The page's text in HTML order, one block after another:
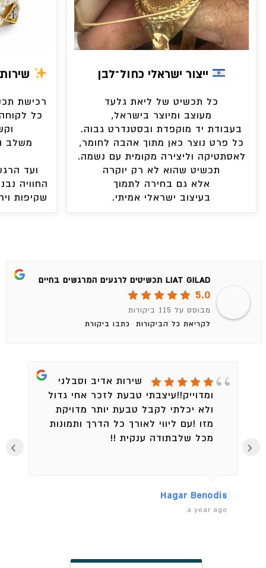
ייצור ישראלי כחול־לבן
כל תכשיט של ליאת גלעד
מעוצב ומיוצר בישראל,
בעבודת יד מוקפדת ובסטנדרט גבוה.
כל פרט נוצר כאן מתוך אהבה לחומר,
לאסתטיקה וליצירה מקומית עם נשמה.
תכשיט שהוא לא רק יוקרה
אלא גם בחירה לתמוך
בעיצוב ישראלי אמיתי.
רכישת
כל
משלב
ועד
החוויה
שקיפות
LIAT GILAD תכשיטים לרגעים המרגשים בחיים
5.0
מבוסס על 115 ביקורות
לקריאת כל הביקורות
כתבו ביקורת
שירות אדיב וסבלני
ומדוייק!!עיצבתי טבעת לזכר אחי גדול
ולא יכלתי לקבל טבעת יותר מדויקת
מזו !עם ליווי לאורך כל הדרך ותמונות
מכל שלבתודה ענקית !!
Hagar Benodis
a year ago
‹
›